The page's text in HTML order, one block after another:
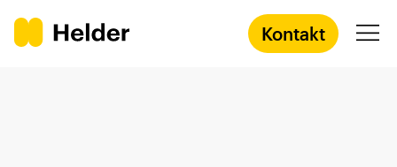
Kontakt